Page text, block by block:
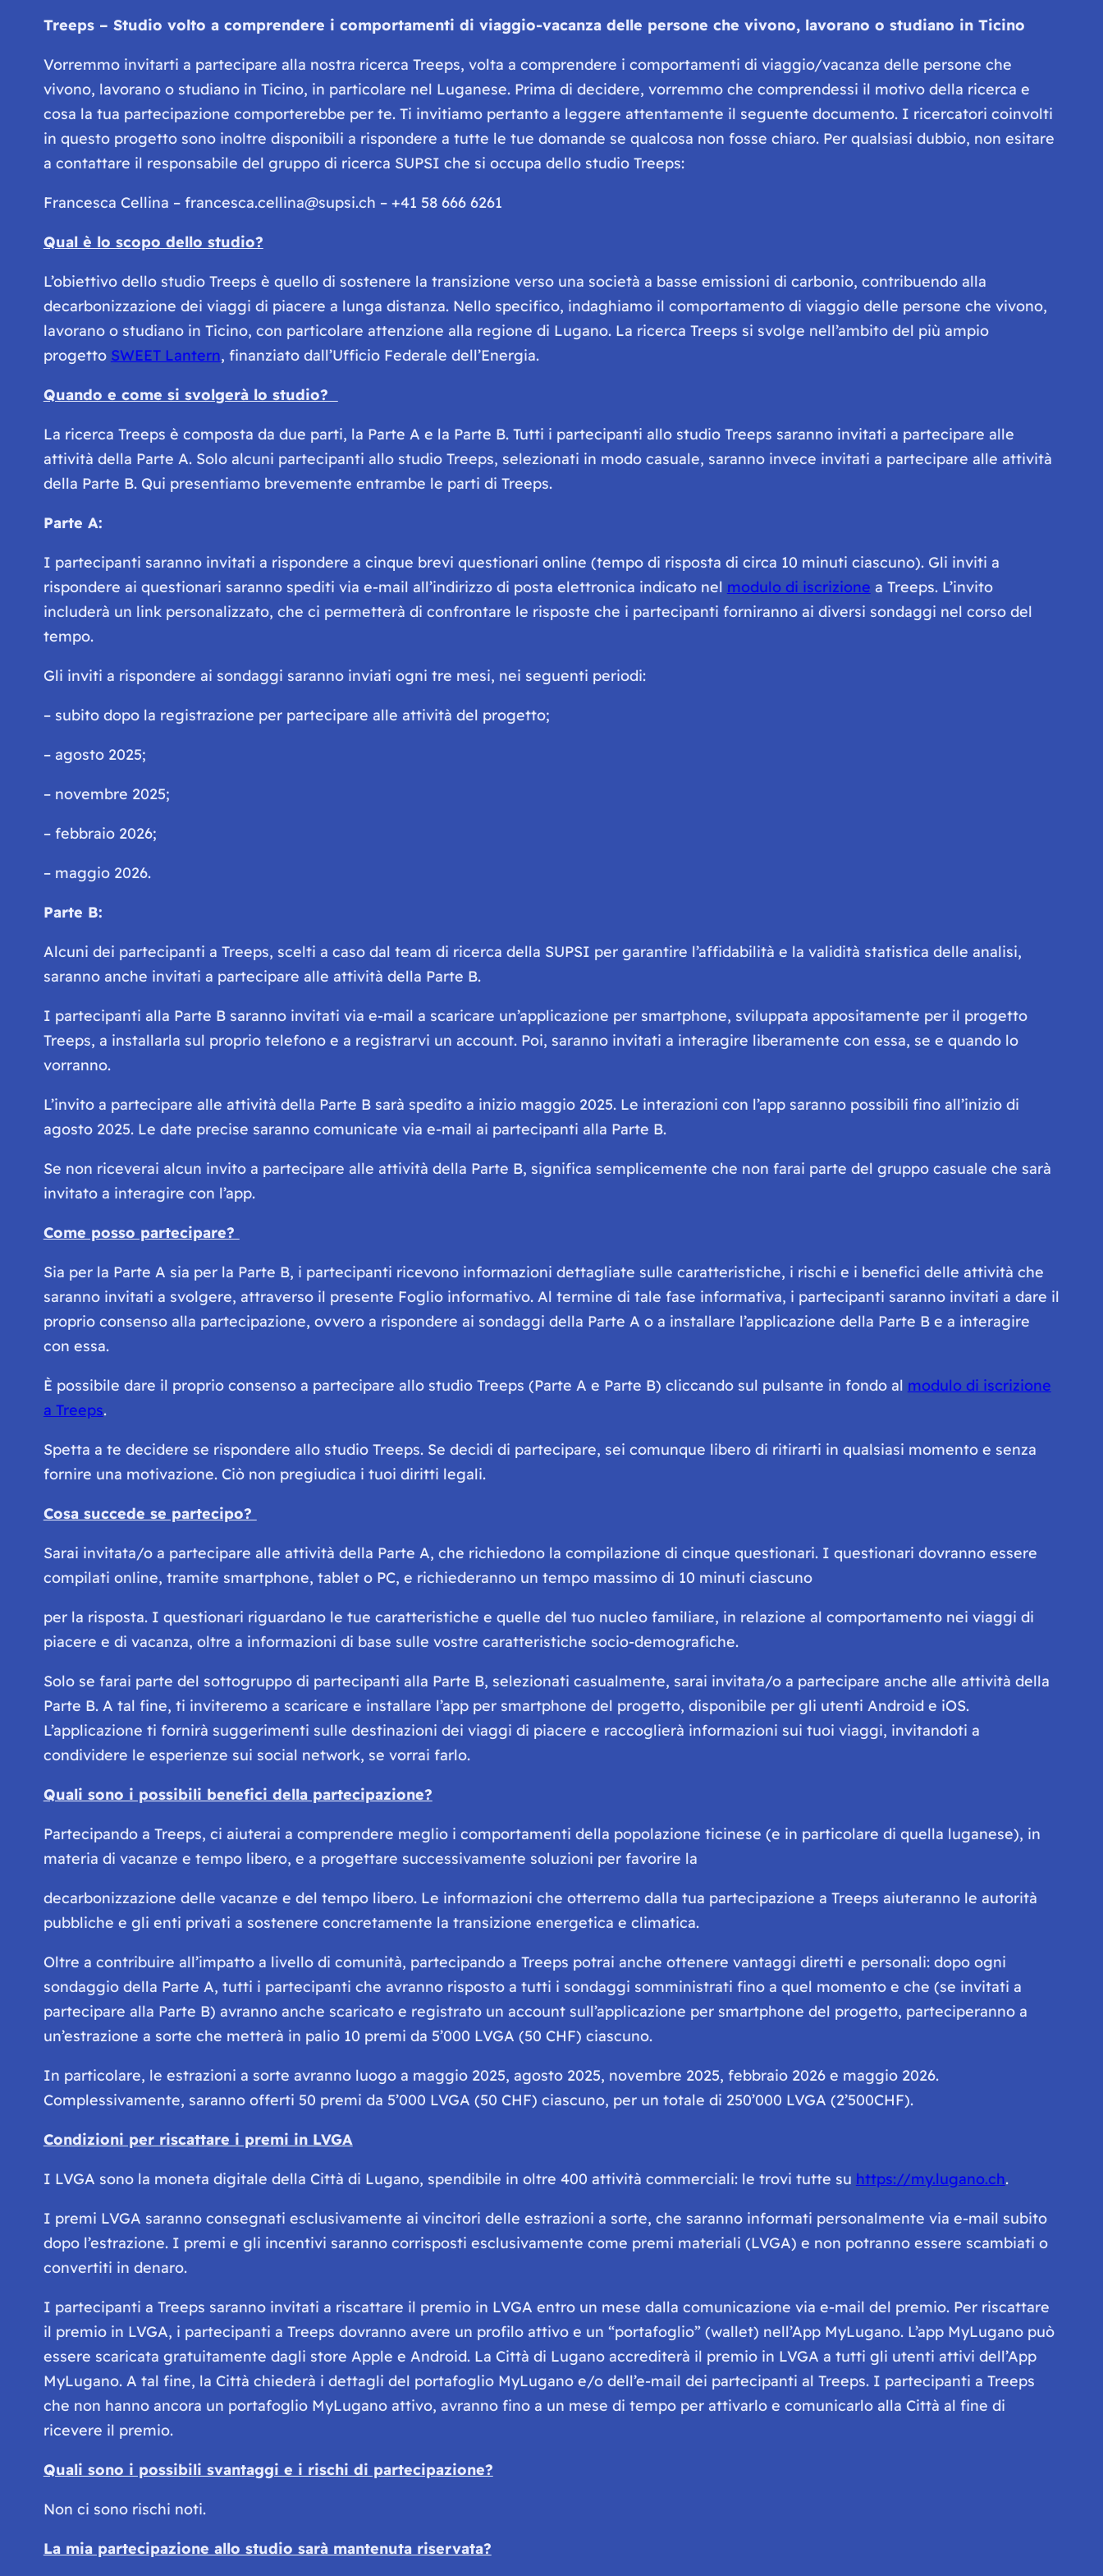
Treeps – Studio volto a comprendere i comportamenti di viaggio-vacanza delle persone che vivono, lavorano o studiano in Ticino
Vorremmo invitarti a partecipare alla nostra ricerca Treeps, volta a comprendere i comportamenti di viaggio/vacanza delle persone che
vivono, lavorano o studiano in Ticino, in particolare nel Luganese. Prima di decidere, vorremmo che comprendessi il motivo della ricerca e
cosa la tua partecipazione comporterebbe per te. Ti invitiamo pertanto a leggere attentamente il seguente documento. I ricercatori coinvolti
in questo progetto sono inoltre disponibili a rispondere a tutte le tue domande se qualcosa non fosse chiaro. Per qualsiasi dubbio, non esitare
a contattare il responsabile del gruppo di ricerca SUPSI che si occupa dello studio Treeps:
Francesca Cellina – francesca.cellina@supsi.ch – +41 58 666 6261
Qual è lo scopo dello studio?
L’obiettivo dello studio Treeps è quello di sostenere la transizione verso una società a basse emissioni di carbonio, contribuendo alla
decarbonizzazione dei viaggi di piacere a lunga distanza. Nello specifico, indaghiamo il comportamento di viaggio delle persone che vivono,
lavorano o studiano in Ticino, con particolare attenzione alla regione di Lugano. La ricerca Treeps si svolge nell’ambito del più ampio
progetto SWEET Lantern, finanziato dall’Ufficio Federale dell’Energia.
Quando e come si svolgerà lo studio?
La ricerca Treeps è composta da due parti, la Parte A e la Parte B. Tutti i partecipanti allo studio Treeps saranno invitati a partecipare alle
attività della Parte A. Solo alcuni partecipanti allo studio Treeps, selezionati in modo casuale, saranno invece invitati a partecipare alle attività
della Parte B. Qui presentiamo brevemente entrambe le parti di Treeps.
Parte A:
I partecipanti saranno invitati a rispondere a cinque brevi questionari online (tempo di risposta di circa 10 minuti ciascuno). Gli inviti a
rispondere ai questionari saranno spediti via e-mail all’indirizzo di posta elettronica indicato nel modulo di iscrizione a Treeps. L’invito
includerà un link personalizzato, che ci permetterà di confrontare le risposte che i partecipanti forniranno ai diversi sondaggi nel corso del
tempo.
Gli inviti a rispondere ai sondaggi saranno inviati ogni tre mesi, nei seguenti periodi:
– subito dopo la registrazione per partecipare alle attività del progetto;
– agosto 2025;
– novembre 2025;
– febbraio 2026;
– maggio 2026.
Parte B:
Alcuni dei partecipanti a Treeps, scelti a caso dal team di ricerca della SUPSI per garantire l’affidabilità e la validità statistica delle analisi,
saranno anche invitati a partecipare alle attività della Parte B.
I partecipanti alla Parte B saranno invitati via e-mail a scaricare un’applicazione per smartphone, sviluppata appositamente per il progetto
Treeps, a installarla sul proprio telefono e a registrarvi un account. Poi, saranno invitati a interagire liberamente con essa, se e quando lo
vorranno.
L’invito a partecipare alle attività della Parte B sarà spedito a inizio maggio 2025. Le interazioni con l’app saranno possibili fino all’inizio di
agosto 2025. Le date precise saranno comunicate via e-mail ai partecipanti alla Parte B.
Se non riceverai alcun invito a partecipare alle attività della Parte B, significa semplicemente che non farai parte del gruppo casuale che sarà
invitato a interagire con l’app.
Come posso partecipare?
Sia per la Parte A sia per la Parte B, i partecipanti ricevono informazioni dettagliate sulle caratteristiche, i rischi e i benefici delle attività che
saranno invitati a svolgere, attraverso il presente Foglio informativo. Al termine di tale fase informativa, i partecipanti saranno invitati a dare il
proprio consenso alla partecipazione, ovvero a rispondere ai sondaggi della Parte A o a installare l’applicazione della Parte B e a interagire
con essa.
È possibile dare il proprio consenso a partecipare allo studio Treeps (Parte A e Parte B) cliccando sul pulsante in fondo al modulo di iscrizione
a Treeps.
Spetta a te decidere se rispondere allo studio Treeps. Se decidi di partecipare, sei comunque libero di ritirarti in qualsiasi momento e senza
fornire una motivazione. Ciò non pregiudica i tuoi diritti legali.
Cosa succede se partecipo?
Sarai invitata/o a partecipare alle attività della Parte A, che richiedono la compilazione di cinque questionari. I questionari dovranno essere
compilati online, tramite smartphone, tablet o PC, e richiederanno un tempo massimo di 10 minuti ciascuno
per la risposta. I questionari riguardano le tue caratteristiche e quelle del tuo nucleo familiare, in relazione al comportamento nei viaggi di
piacere e di vacanza, oltre a informazioni di base sulle vostre caratteristiche socio-demografiche.
Solo se farai parte del sottogruppo di partecipanti alla Parte B, selezionati casualmente, sarai invitata/o a partecipare anche alle attività della
Parte B. A tal fine, ti inviteremo a scaricare e installare l’app per smartphone del progetto, disponibile per gli utenti Android e iOS.
L’applicazione ti fornirà suggerimenti sulle destinazioni dei viaggi di piacere e raccoglierà informazioni sui tuoi viaggi, invitandoti a
condividere le esperienze sui social network, se vorrai farlo.
Quali sono i possibili benefici della partecipazione?
Partecipando a Treeps, ci aiuterai a comprendere meglio i comportamenti della popolazione ticinese (e in particolare di quella luganese), in
materia di vacanze e tempo libero, e a progettare successivamente soluzioni per favorire la
decarbonizzazione delle vacanze e del tempo libero. Le informazioni che otterremo dalla tua partecipazione a Treeps aiuteranno le autorità
pubbliche e gli enti privati a sostenere concretamente la transizione energetica e climatica.
Oltre a contribuire all’impatto a livello di comunità, partecipando a Treeps potrai anche ottenere vantaggi diretti e personali: dopo ogni
sondaggio della Parte A, tutti i partecipanti che avranno risposto a tutti i sondaggi somministrati fino a quel momento e che (se invitati a
partecipare alla Parte B) avranno anche scaricato e registrato un account sull’applicazione per smartphone del progetto, parteciperanno a
un’estrazione a sorte che metterà in palio 10 premi da 5’000 LVGA (50 CHF) ciascuno.
In particolare, le estrazioni a sorte avranno luogo a maggio 2025, agosto 2025, novembre 2025, febbraio 2026 e maggio 2026.
Complessivamente, saranno offerti 50 premi da 5’000 LVGA (50 CHF) ciascuno, per un totale di 250’000 LVGA (2’500CHF).
Condizioni per riscattare i premi in LVGA
I LVGA sono la moneta digitale della Città di Lugano, spendibile in oltre 400 attività commerciali: le trovi tutte su https://my.lugano.ch.
I premi LVGA saranno consegnati esclusivamente ai vincitori delle estrazioni a sorte, che saranno informati personalmente via e-mail subito
dopo l’estrazione. I premi e gli incentivi saranno corrisposti esclusivamente come premi materiali (LVGA) e non potranno essere scambiati o
convertiti in denaro.
I partecipanti a Treeps saranno invitati a riscattare il premio in LVGA entro un mese dalla comunicazione via e-mail del premio. Per riscattare
il premio in LVGA, i partecipanti a Treeps dovranno avere un profilo attivo e un “portafoglio” (wallet) nell’App MyLugano. L’app MyLugano può
essere scaricata gratuitamente dagli store Apple e Android. La Città di Lugano accrediterà il premio in LVGA a tutti gli utenti attivi dell’App
MyLugano. A tal fine, la Città chiederà i dettagli del portafoglio MyLugano e/o dell’e-mail dei partecipanti al Treeps. I partecipanti a Treeps
che non hanno ancora un portafoglio MyLugano attivo, avranno fino a un mese di tempo per attivarlo e comunicarlo alla Città al fine di
ricevere il premio.
Quali sono i possibili svantaggi e i rischi di partecipazione?
Non ci sono rischi noti.
La mia partecipazione allo studio sarà mantenuta riservata?